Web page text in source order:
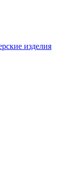
изделия